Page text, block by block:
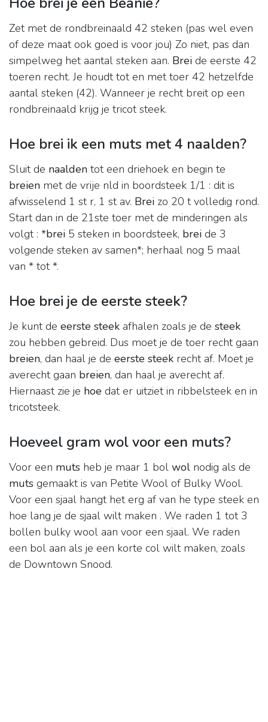
Zet met de rondbreinaald 42 steken (pas wel even
of deze maat ook goed is voor jou) Zo niet, pas dan
simpelweg het aantal steken aan. Brei de eerste 42
toeren recht. Je houdt tot en met toer 42 hetzelfde
aantal steken (42). Wanneer je recht breit op een
rondbreinaald krijg je tricot steek.
Hoe brei ik een muts met 4 naalden?
Sluit de naalden tot een driehoek en begin te
breien met de vrije nld in boordsteek 1/1 : dit is
afwisselend 1 st r, 1 st av. Brei zo 20 t volledig rond.
Start dan in de 21ste toer met de minderingen als
volgt : *brei 5 steken in boordsteek, brei de 3
volgende steken av samen*; herhaal nog 5 maal
van * tot *.
Hoe brei je de eerste steek?
Je kunt de eerste steek afhalen zoals je de steek
zou hebben gebreid. Dus moet je de toer recht gaan
breien, dan haal je de eerste steek recht af. Moet je
averecht gaan breien, dan haal je averecht af.
Hiernaast zie je hoe dat er uitziet in ribbelsteek en in
tricotsteek.
Hoeveel gram wol voor een muts?
Voor een muts heb je maar 1 bol wol nodig als de
muts gemaakt is van Petite Wool of Bulky Wool.
Voor een sjaal hangt het erg af van he type steek en
hoe lang je de sjaal wilt maken . We raden 1 tot 3
bollen bulky wool aan voor een sjaal. We raden
een bol aan als je een korte col wilt maken, zoals
de Downtown Snood.